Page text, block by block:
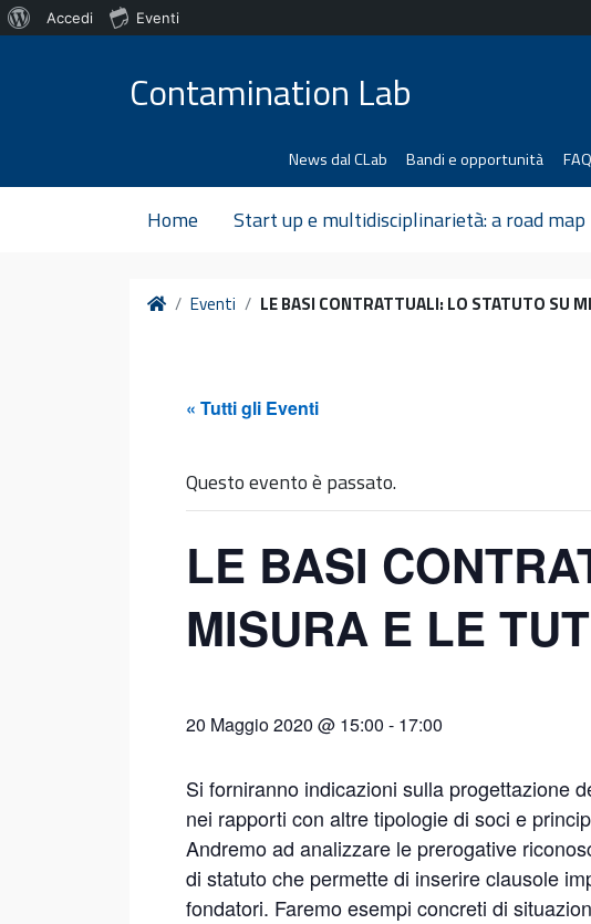
Contamination Lab
News dal CLab Bandi e opportunità FAQ
Home Start up e multidisciplinarietà: a road map
HomeEventi LE BASI CONTRATTUALI: LO STATUTO SU
« Tutti gli Eventi
Questo evento è passato.
LE BASI
MISURA E LE
20 Maggio 2020 @ 15:00 - 17:00
Si forniranno indicazioni sulla progettazione
nei rapporti con altre tipologie di soci e
Andremo ad analizzare le prerogative
di statuto che permette di inserire clausole
fondatori. Faremo esempi concreti di
Informazioni
Accedi Eventi